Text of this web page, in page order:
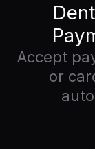
Accept
or